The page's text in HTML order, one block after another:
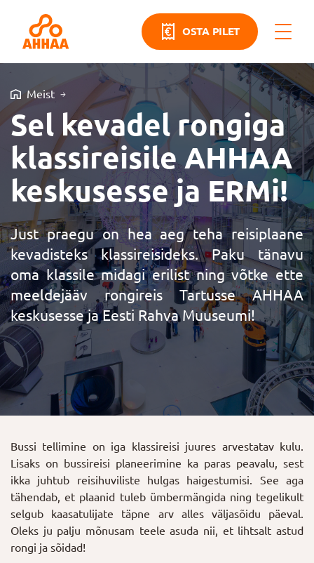
OSTA PILET
Meist
Sel kevadel rongiga
klassireisile AHHAA
keskusesse ja ERMi!
Just praegu on hea aeg teha reisiplaane
kevadisteks klassireisideks. Paku tänavu
oma klassile midagi erilist ning võtke ette
meeldejääv rongireis Tartusse AHHAA
keskusesse ja Eesti Rahva Muuseumi!
Bussi tellimine on iga klassireisi juures arvestatav kulu.
Lisaks on bussireisi planeerimine ka paras peavalu, sest
ikka juhtub reisihuviliste hulgas haigestumisi. See aga
tähendab, et plaanid tuleb ümbermängida ning tegelikult
selgub kaasatulijate täpne arv alles väljasõidu päeval.
Oleks ju palju mõnusam teele asuda nii, et lihtsalt astud
rongi ja sõidad!